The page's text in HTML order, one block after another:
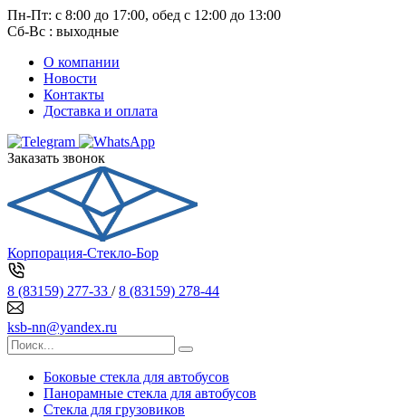
Пн-Пт: с 8:00 до 17:00, обед с 12:00 до 13:00
Сб-Вс : выходные
О компании
Новости
Контакты
Доставка и оплата
Заказать звонок
Корпорация-Стекло-Бор
8 (83159) 277-33 /8 (83159) 278-44
ksb-nn@yandex.ru
Боковые стекла для автобусов
Панорамные стекла для автобусов
Стекла для грузовиков